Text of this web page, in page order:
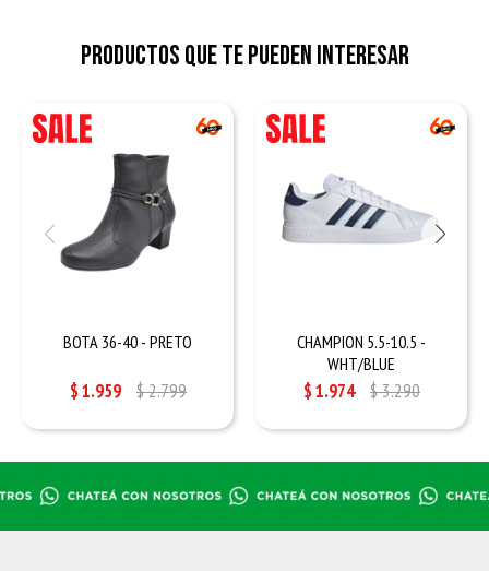
Productos que te pueden interesar
BOTA 36-40 - PRETO
$1.959 $2.799
CHAMPION 5.5-10.5 -
WHT/BLUE
$1.974 $3.290